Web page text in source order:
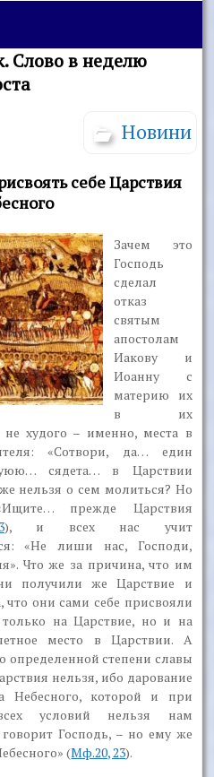
Слово в неделю
Новини
себе Царствия
Зачем это
Господь
сделал
отказ
святым
апостолам
Иакову и
Иоанну с
материю их
в их
худого – именно, места в
«Сотвори,
да… един
сядета… в Царствии
нельзя о сем молиться? Но
прежде Царствия
), и всех нас учит
«Не лиши нас, Господи,
Что же за причина, что им
получили же Царствие и
они сами себе присвояли
на Царствие, но и на
место в Царствии. А
определенной степени славы
нельзя, ибо дарование
Небесного, которой и при
условий нельзя нам
Господь, – но ему же
(Мф.20, 23).